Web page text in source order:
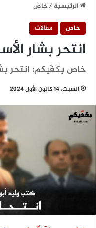
الرئيسية/خاص
خاص
مقالات
انتحر بشار
خاص بِكَفّيكم: انتحر
السبت، 14 كانون الأول 2024